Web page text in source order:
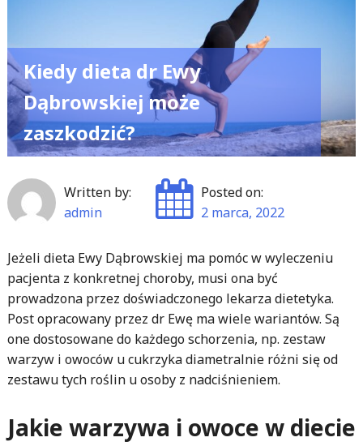
Kiedy dieta dr Ewy
Dąbrowskiej może
zaszkodzić?
Written by:
admin
Posted on:
2 marca, 2022
Jeżeli dieta Ewy Dąbrowskiej ma pomóc w wyleczeniu
pacjenta z konkretnej choroby, musi ona być
prowadzona przez doświadczonego lekarza dietetyka.
Post opracowany przez dr Ewę ma wiele wariantów. Są
one dostosowane do każdego schorzenia, np. zestaw
warzyw i owoców u cukrzyka diametralnie różni się od
zestawu tych roślin u osoby z nadciśnieniem.
Jakie warzywa i owoce w diecie